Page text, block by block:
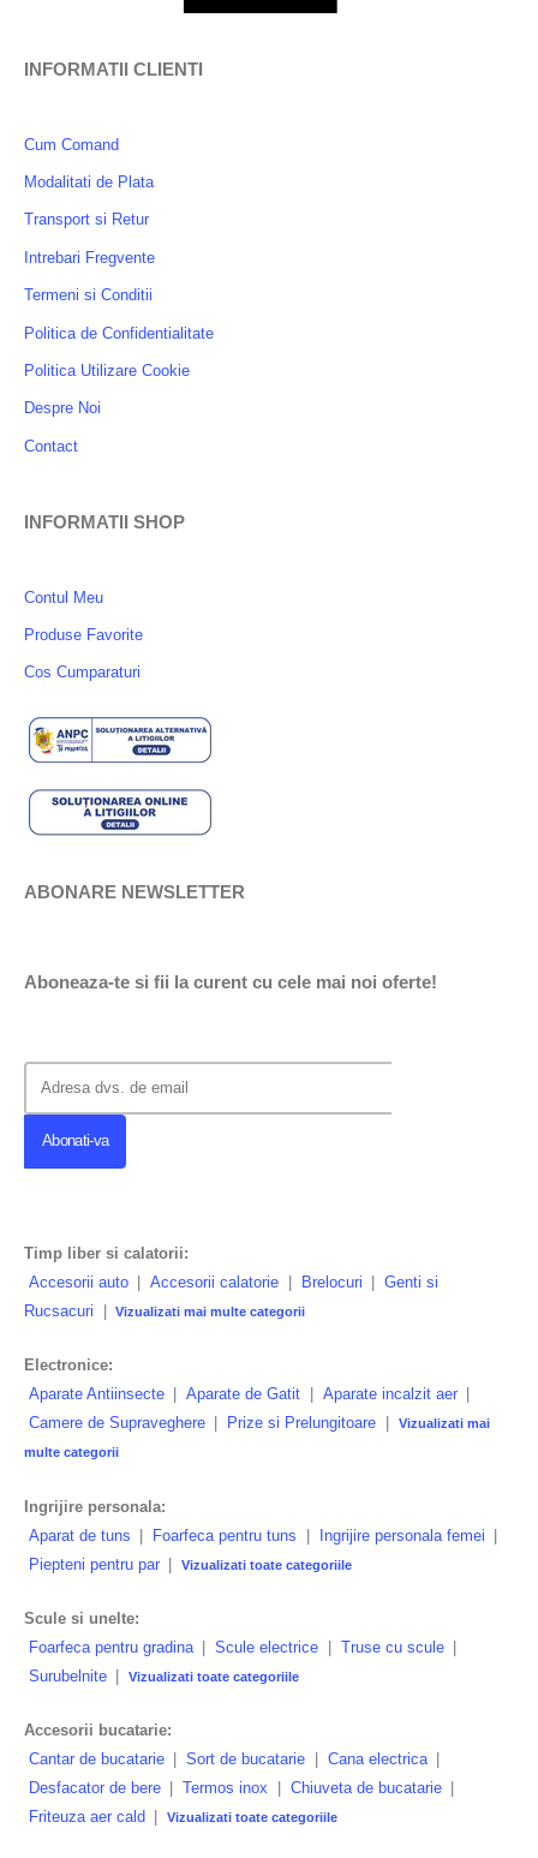
INFORMATII CLIENTI
Cum Comand
Modalitati de Plata
Transport si Retur
Intrebari Fregvente
Termeni si Conditii
Politica de Confidentialitate
Politica Utilizare Cookie
Despre Noi
Contact
INFORMATII SHOP
Contul Meu
Produse Favorite
Cos Cumparaturi
ABONARE NEWSLETTER
Aboneaza-te si fii la curent cu cele mai noi oferte!
Timp liber si calatorii:
Accesorii auto
Accesorii calatorie Brelocuri
Genti si
Rucsacuri
Vizualizati mai multe categorii
Electronice:
Aparate Antiinsecte
Aparate de Gatit Aparate incalzit aer
Camere de Supraveghere
Prize si Prelungitoare
Vizualizati mai
multe categorii
Ingrijire personala:
Aparat de tuns | Foarfeca pentru tuns | Ingrijire personala femei |
Piepteni pentru par | Vizualizati toate categoriile
Scule si unelte:
Foarfeca pentru gradina
Scule electrice Truse cu scule
Surubelnite
Vizualizati toate categoriile
Accesorii bucatarie:
Cantar de bucatarie
Sort de bucatarie Cana electrica
Desfacator de bere
Termos inox Chiuveta de bucatarie
Friteuza aer cald
Vizualizati toate categoriile